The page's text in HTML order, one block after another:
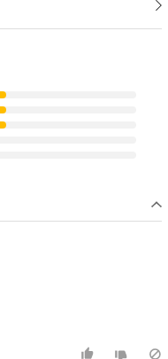
så du kan placere
er energieffektive, hvilket
har brug for, men også
og lette